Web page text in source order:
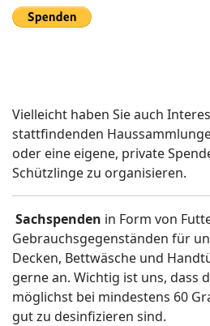
Vielleicht haben Sie auch
stattfindenden
oder eine eigene, private
Schützlinge zu organisieren.
Sachspenden in Form von
Gebrauchsgegenständen für
Decken, Bettwäsche und
gerne an. Wichtig ist uns, dass
möglichst bei mindestens 60
gut zu desinfizieren sind.